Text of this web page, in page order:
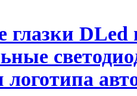
глазки DLed